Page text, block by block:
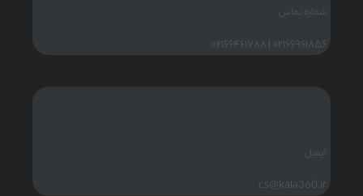
شماره تماس
۰۲۱۶۶۹۶۱۸۵۶ | ۰۲۱۶۶۴۶۱۷۸۸
ایمیل
cs@kala360.ir